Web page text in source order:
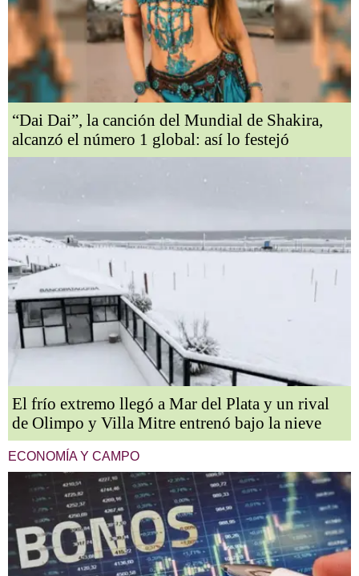
“Dai Dai”, la canción del Mundial de Shakira,
alcanzó el número 1 global: así lo festejó
El frío extremo llegó a Mar del Plata y un rival
de Olimpo y Villa Mitre entrenó bajo la nieve
ECONOMÍA Y CAMPO